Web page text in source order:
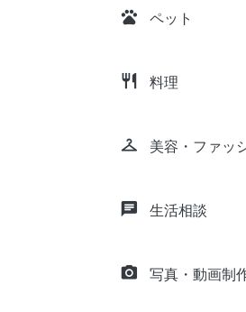
pets ペット
restaurant 料理
checkroom 美容・ファッ
chat 生活相談
camera_alt 写真・動画制